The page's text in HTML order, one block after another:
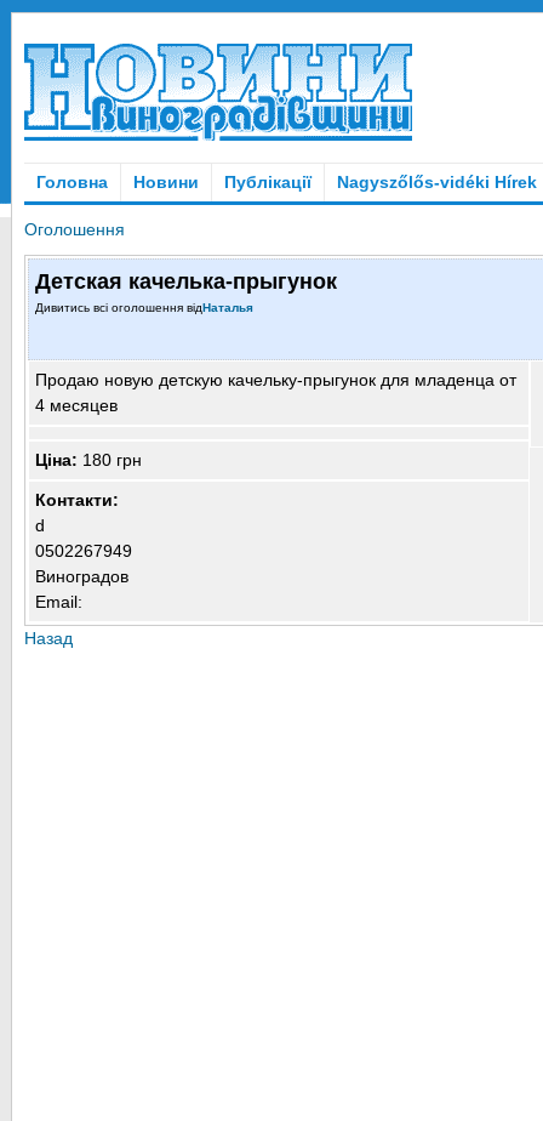
Головна Новини Публікації Nagyszőlős-vidéki Hírek
Оголошення
Детская качелька-прыгунок
Дивитись всі оголошення відНаталья
Продаю новую детскую качельку-прыгунок для младенца от
4 месяцев
Ціна: 180 грн
Контакти:
d
0502267949
Виноградов
Email:
Назад